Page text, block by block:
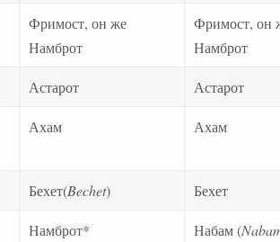
Фримост, он же
Намброт
Фримост, он
Намброт
Астарот Астарот
Ахам Ахам
Бехет(Bechet) Бехет
Намброт* Набам (